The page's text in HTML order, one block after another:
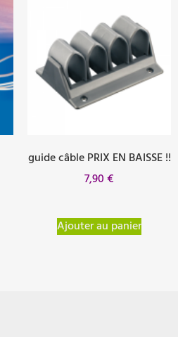
guide câble PRIX EN BAISSE !!
7,90€
Ajouter au panier